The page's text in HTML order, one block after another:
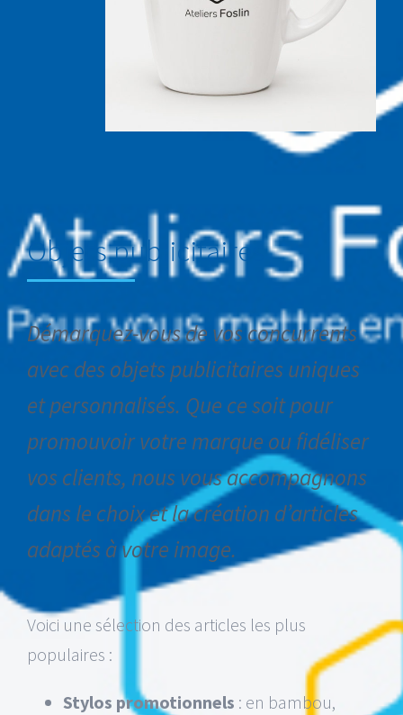
Objets publicitaires
Démarquez-vous de vos concurrents
avec des objets publicitaires uniques
et personnalisés. Que ce soit pour
promouvoir votre marque ou fidéliser
vos clients, nous vous accompagnons
dans le choix et la création d’articles
adaptés à votre image.
Voici une sélection des articles les plus
populaires :
Stylos promotionnels : en bambou,